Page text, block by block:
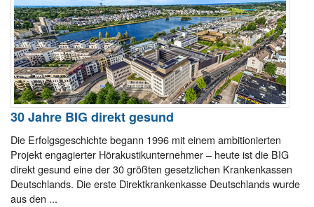
30 Jahre BIG direkt gesund
Die Erfolgsgeschichte begann 1996 mit einem ambitionierten
Projekt engagierter Hörakustikunternehmer – heute ist die BIG
direkt gesund eine der 30 größten gesetzlichen Krankenkassen
Deutschlands. Die erste Direktkrankenkasse Deutschlands wurde
aus den ...